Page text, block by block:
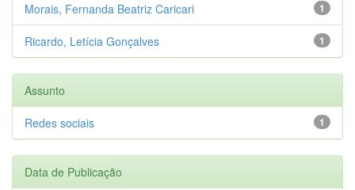
1
Morais, Fernanda Beatriz Caricari
1
Ricardo, Letícia Gonçalves
Assunto
1
Redes sociais
Data de Publicação